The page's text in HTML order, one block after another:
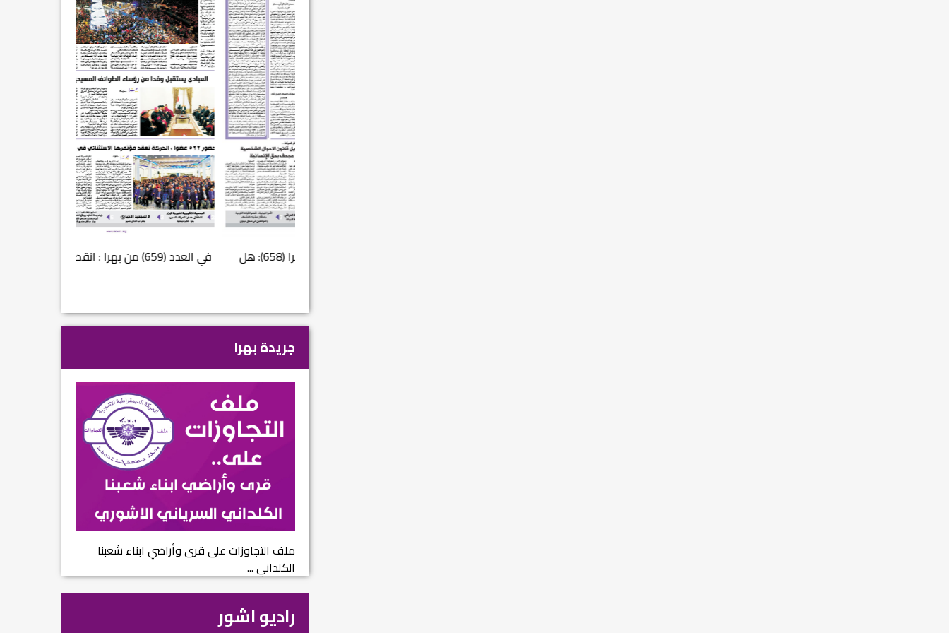
في العدد (659) من بهرا : انقضى عام النصر… م...
جريدة بهرا
ملف التجاوزات على قرى وأراضي ابناء شعبنا
الكلداني ...
راديو اشور